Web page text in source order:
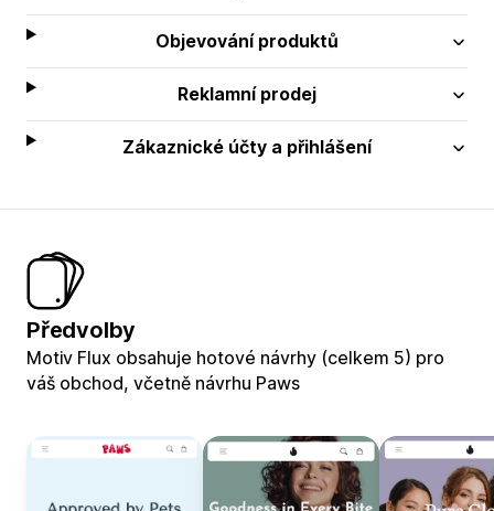
Objevování produktů
Reklamní prodej
Zákaznické účty a přihlášení
Předvolby
Motiv Flux obsahuje hotové návrhy (celkem 5) pro
váš obchod, včetně návrhu Paws